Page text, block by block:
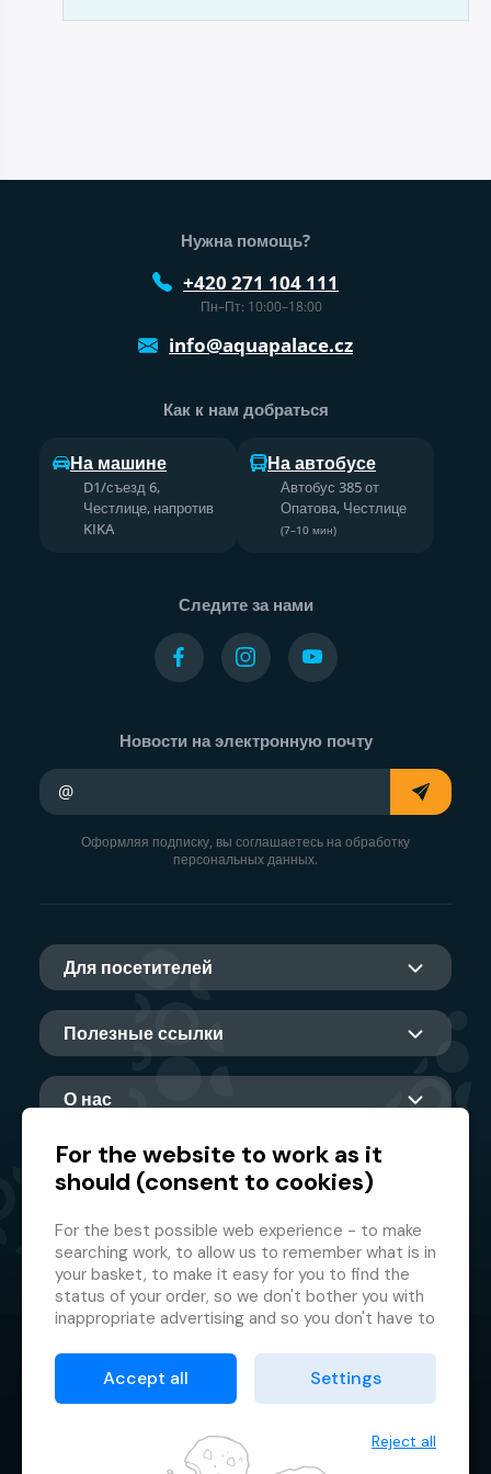
Нижний колонтитул веб-сайта
Нужна помощь?
+420 271 104 111
Пн–Пт: 10:00–18:00
info@aquapalace.cz
Как к нам добраться
На машине
D1/съезд 6,
Честлице, напротив
KIKA
На автобусе
Автобус 385 от
Опатова, Честлице
(7–10 мин)
Следите за нами
Новости на электронную почту
Оформляя подписку, вы соглашаетесь на обработку
персональных данных.
Для посетителей
Полезные ссылки
О нас
Главный партнер
© 2026 GMF Aquapark Prague, a.s.
Защита персональных данных
Договорные условия
Менеджер файлов cookie
For the website to work as it
should (consent to cookies)
For the best possible web experience - to make
searching work, to allow us to remember what is in
your basket, to make it easy for you to find the
status of your order, so we don't bother you with
inappropriate advertising and so you don't have to
This is why we need your consent toprocessing
of cookies
, i.e. small files which are temporarily
consent and helping us to improve the website.
Accept all Settings
Reject all